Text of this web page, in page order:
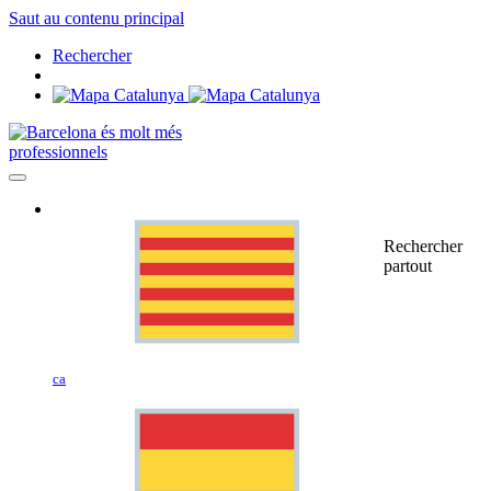
Saut au contenu principal
Rechercher
professionnels
ca
Rechercher
partout